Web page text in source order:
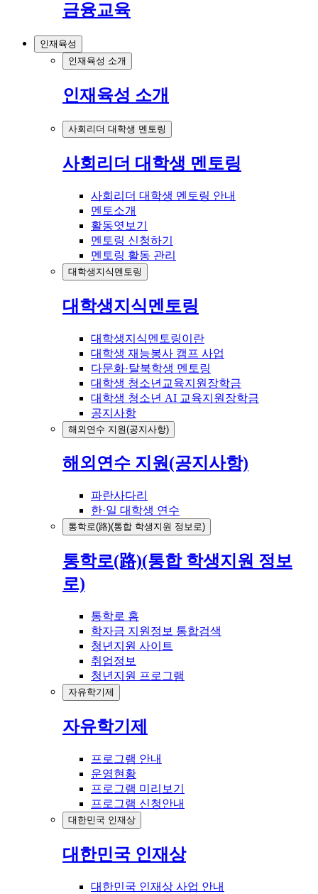
금융교육
인재육성
인재육성 소개
인재육성 소개
사회리더 대학생 멘토링
사회리더 대학생 멘토링
사회리더 대학생 멘토링 안내
멘토소개
활동엿보기
멘토링 신청하기
멘토링 활동 관리
대학생지식멘토링
대학생지식멘토링
대학생지식멘토링이란
대학생 재능봉사 캠프 사업
다문화·탈북학생 멘토링
대학생 청소년교육지원장학금
대학생 청소년 AI 교육지원장학금
공지사항
해외연수 지원(공지사항)
해외연수 지원(공지사항)
파란사다리
한·일 대학생 연수
통학로(路)(통합 학생지원 정보로)
통학로(路)(통합 학생지원 정보
로)
통학로 홈
학자금 지원정보 통합검색
청년지원 사이트
취업정보
청년지원 프로그램
자유학기제
자유학기제
프로그램 안내
운영현황
프로그램 미리보기
프로그램 신청안내
대한민국 인재상
대한민국 인재상
대한민국 인재상 사업 안내